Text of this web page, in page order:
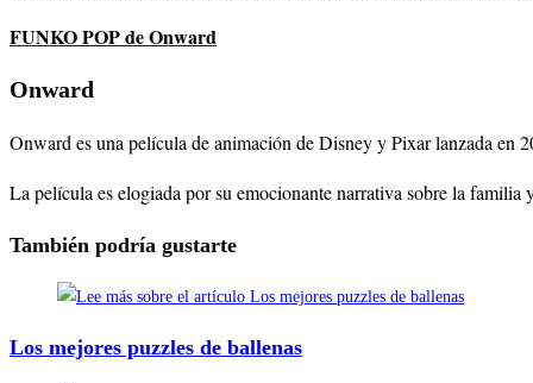
FUNKO POP de Onward
Onward
Onward es una película de animación de Disney y Pixar lanzada en
La película es elogiada por su emocionante narrativa sobre la
También podría gustarte
Los mejores puzzles de ballenas